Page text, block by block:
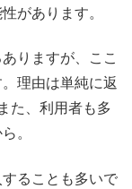
があります。
りますが、ここ
理由は単純に返
た、利用者も多
。
ることも多いで